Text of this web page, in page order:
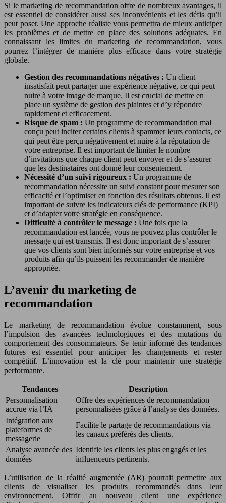
Si le marketing de recommandation offre de nombreux avantages, il
est essentiel de considérer aussi ses inconvénients et les défis qu’il
peut poser. Une approche réaliste vous permettra de mieux anticiper
les problèmes et de mettre en place des solutions adéquates. En
connaissant les limites du marketing de recommandation, vous
pourrez l’intégrer de manière plus efficace dans votre stratégie
globale.
Gestion des recommandations négatives : Un client
insatisfait peut partager une expérience négative, ce qui peut
nuire à votre image de marque. Il est crucial de mettre en
place un système de gestion des plaintes et d’y répondre
rapidement et efficacement.
Risque de spam : Un programme de recommandation mal
conçu peut inciter certains clients à spammer leurs contacts, ce
qui peut être perçu négativement et nuire à la réputation de
votre entreprise. Il est important de limiter le nombre
d’invitations que chaque client peut envoyer et de s’assurer
que les destinataires ont donné leur consentement.
Nécessité d’un suivi rigoureux : Un programme de
recommandation nécessite un suivi constant pour mesurer son
efficacité et l’optimiser en fonction des résultats obtenus. Il est
important de suivre les indicateurs clés de performance (KPI)
et d’adapter votre stratégie en conséquence.
Difficulté à contrôler le message : Une fois que la
recommandation est lancée, vous ne pouvez plus contrôler le
message qui est transmis. Il est donc important de s’assurer
que vos clients sont bien informés sur votre entreprise et vos
produits afin qu’ils puissent les recommander de manière
appropriée.
L’avenir du marketing de
recommandation
Le marketing de recommandation évolue constamment, sous
l’impulsion des avancées technologiques et des mutations du
comportement des consommateurs. Se tenir informé des tendances
futures est essentiel pour anticiper les changements et rester
compétitif. L’innovation est la clé pour maintenir une stratégie
performante.
Tendances
Description
Personnalisation
accrue via l’IA
Offre des expériences de recommandation
personnalisées grâce à l’analyse des données.
Intégration aux
plateformes de
messagerie
Facilite le partage de recommandations via
les canaux préférés des clients.
Analyse avancée des
données
Identifie les clients les plus engagés et les
influenceurs pertinents.
L’utilisation de la réalité augmentée (AR) pourrait permettre aux
clients de visualiser les produits recommandés dans leur
environnement. Offrir au nouveau client une expérience